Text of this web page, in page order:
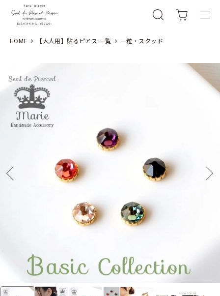
HOME 【大人用】貼るピアス 一覧 一粒・スタッド